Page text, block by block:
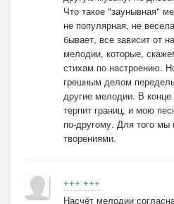
Что такое "заунывная"
не популярная, не
бывает, все зависит от
мелодии, которые,
стихам по настроению.
грешным делом
другие мелодии. В конце
терпит границ, и мою
по-другому. Для того
творениями.
+++ +++
Насчёт мелодии